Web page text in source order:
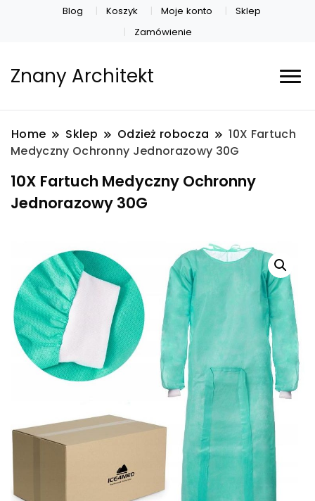
Blog Koszyk Moje konto
Sklep
Zamówienie
Znany Architekt
Home Sklep Odzież robocza
10X Fartuch
Medyczny Ochronny Jednorazowy 30G
10X Fartuch Medyczny Ochronny
Jednorazowy 30G